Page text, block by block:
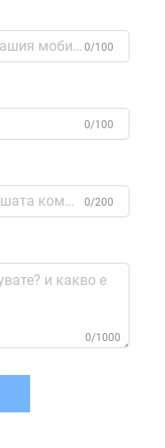
0/100
0/100
0/200
0/1000